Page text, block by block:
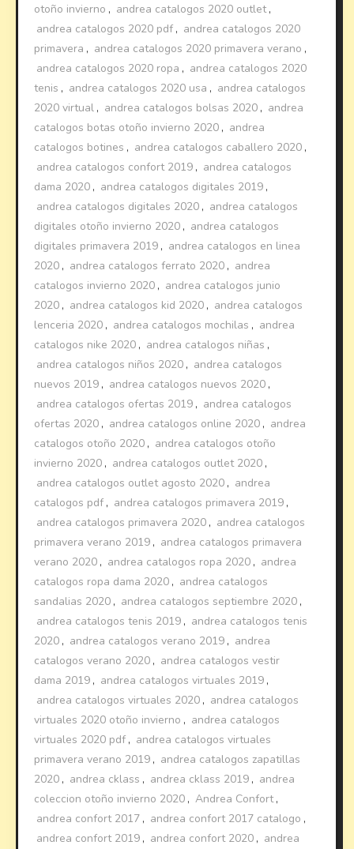
otoño invierno , andrea catalogos 2020 outlet,
andrea catalogos 2020 pdf , andrea catalogos 2020
primavera , andrea catalogos 2020 primavera verano ,
andrea catalogos 2020 ropa , andrea catalogos 2020
tenis , andrea catalogos 2020 usa , andrea catalogos
2020 virtual , andrea catalogos bolsas 2020 , andrea
catalogos botas otoño invierno 2020 , andrea
catalogos botines , andrea catalogos caballero 2020 ,
andrea catalogos confort 2019 , andrea catalogos
dama 2020 , andrea catalogos digitales 2019 ,
andrea catalogos digitales 2020 , andrea catalogos
digitales otoño invierno 2020 , andrea catalogos
digitales primavera 2019 , andrea catalogos en linea
2020 , andrea catalogos ferrato 2020 , andrea
catalogos invierno 2020 , andrea catalogos junio
2020 , andrea catalogos kid 2020 , andrea catalogos
lenceria 2020 , andrea catalogos mochilas , andrea
catalogos nike 2020 , andrea catalogos niñas ,
andrea catalogos niños 2020 , andrea catalogos
nuevos 2019 , andrea catalogos nuevos 2020 ,
andrea catalogos ofertas 2019 , andrea catalogos
ofertas 2020 , andrea catalogos online 2020 , andrea
catalogos otoño 2020 , andrea catalogos otoño
invierno 2020 , andrea catalogos outlet 2020 ,
andrea catalogos outlet agosto 2020 , andrea
catalogos pdf , andrea catalogos primavera 2019 ,
andrea catalogos primavera 2020 , andrea catalogos
primavera verano 2019 , andrea catalogos primavera
verano 2020 , andrea catalogos ropa 2020 , andrea
catalogos ropa dama 2020 , andrea catalogos
sandalias 2020 , andrea catalogos septiembre 2020 ,
andrea catalogos tenis 2019 , andrea catalogos tenis
2020 , andrea catalogos verano 2019 , andrea
catalogos verano 2020 , andrea catalogos vestir
dama 2019 , andrea catalogos virtuales 2019 ,
andrea catalogos virtuales 2020 , andrea catalogos
virtuales 2020 otoño invierno , andrea catalogos
virtuales 2020 pdf , andrea catalogos virtuales
primavera verano 2019 , andrea catalogos zapatillas
2020 , andrea cklass , andrea cklass 2019 , andrea
coleccion otoño invierno 2020 , Andrea Confort,
andrea confort 2017 , andrea confort 2017 catalogo ,
andrea confort 2019 , andrea confort 2020 , andrea